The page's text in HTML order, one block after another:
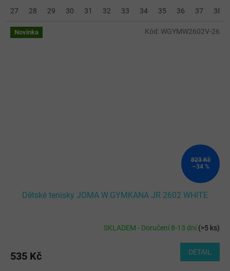
27 28 29 30 31 32 33 34 35 36 37 38
Novinka
823 Kč
–34 %
Dětské tenisky JOMA W.GYMKANA JR 2602 WHITE
SKLADEM - Doručení 8-13 dní(>5 ks)
535 Kč DETAIL
Kód: WGYMW2602V-26